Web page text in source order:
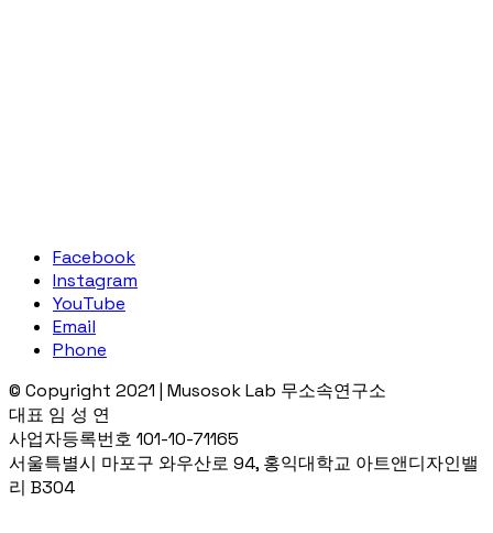
Facebook
Instagram
YouTube
Email
Phone
© Copyright 2021 | Musosok Lab 무소속연구소
대표 임 성 연
사업자등록번호 101-10-71165
서울특별시 마포구 와우산로 94, 홍익대학교 아트앤디자인밸
리 B304